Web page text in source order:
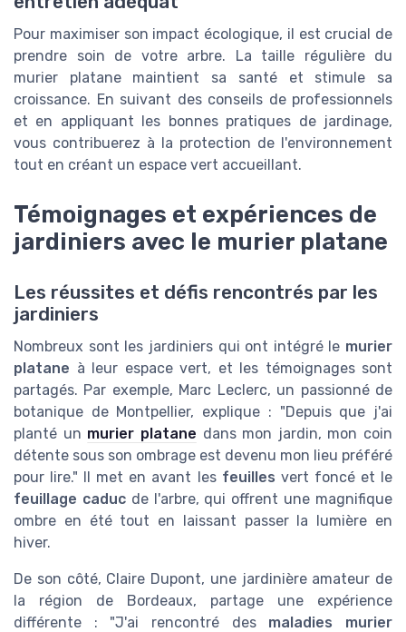
Pour maximiser son impact écologique, il est crucial de
prendre soin de votre arbre. La taille régulière du
murier platane maintient sa santé et stimule sa
croissance. En suivant des conseils de professionnels
et en appliquant les bonnes pratiques de jardinage,
vous contribuerez à la protection de l'environnement
tout en créant un espace vert accueillant.
Témoignages et expériences de
jardiniers avec le murier platane
Les réussites et défis rencontrés par les
jardiniers
Nombreux sont les jardiniers qui ont intégré le murier
platane à leur espace vert, et les témoignages sont
partagés. Par exemple, Marc Leclerc, un passionné de
botanique de Montpellier, explique : "Depuis que j'ai
planté un murier platane dans mon jardin, mon coin
détente sous son ombrage est devenu mon lieu préféré
pour lire." Il met en avant les feuilles vert foncé et le
feuillage caducde l'arbre, qui offrent une magnifique
ombre en été tout en laissant passer la lumière en
hiver.
De son côté, Claire Dupont, une jardinière amateur de
la région de Bordeaux, partage une expérience
différente : "J'ai rencontré des maladies murier